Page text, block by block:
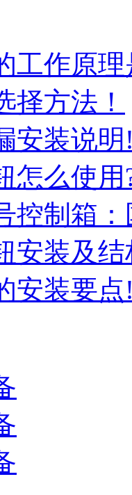
工作原
择方法！
安装说
怎么使用
控制箱
安装及
安装要点